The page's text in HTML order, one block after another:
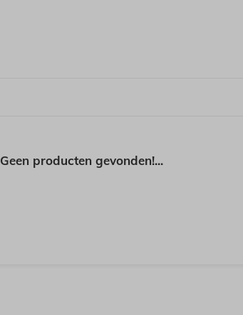
Geen producten gevonden!...